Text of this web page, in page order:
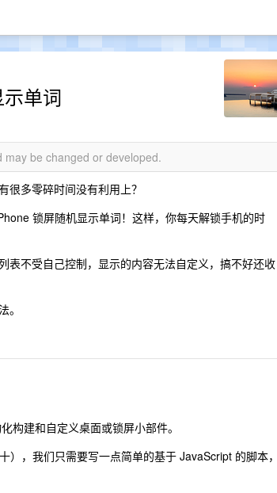
单词
be changed or developed.
很多零碎时间没有利用上？
锁屏随机显示单词！这样，你每天解锁手机的时
表不受自己控制，显示的内容无法自定义，搞不好还收
构建和自定义桌面或锁屏小部件。
），我们只需要写一点简单的基于 JavaScript 的脚本